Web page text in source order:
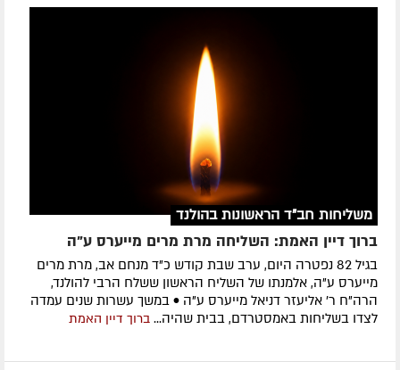
משליחות חב"ד הראשונות בהולנד
ברוך דיין האמת: השליחה מרת מרים מייערס ע"ה
בגיל 82 נפטרה היום, ערב שבת קודש כ"ד מנחם אב, מרת מרים
מייערס ע"ה, אלמנתו של השליח הראשון ששלח הרבי להולנד,
הרה"ח ר' אליעזר דניאל מייערס ע"ה • במשך עשרות שנים עמדה
לצדו בשליחות באמסטרדם, בבית שהיה... ברוך דיין האמת